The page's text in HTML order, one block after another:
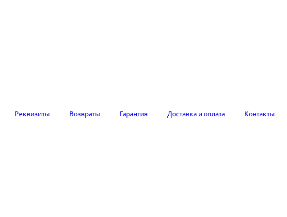
Реквизиты Возвраты Гарантия Доставка и оплата Контакты